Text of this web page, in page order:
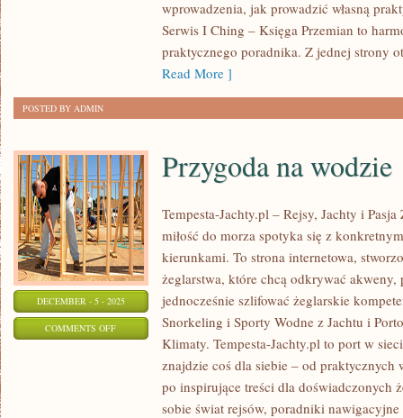
WIERZENIAwprowadzenia, jak prowadzić własną
Serwis I Ching – Księga Przemian to
praktycznego poradnika. Z jednej strony
Read More ]
POSTED BY ADMIN
DECEMBER - 5 - 2025
COMMENTS OFFON
PRZYGODA
Przygoda na wodzie
Tempesta-Jachty.pl – Rejsy, Jachty i
miłość do morza spotyka się z
kierunkami. To strona internetowa,
żeglarstwa, które chcą odkrywać akweny,
jednocześnie szlifować żeglarskie
Snorkeling i Sporty Wodne z Jachtu i
Klimaty. Tempesta-Jachty.pl to port w
znajdzie coś dla siebie – od praktycznych
po inspirujące treści dla doświadczonych
sobie świat rejsów, poradniki